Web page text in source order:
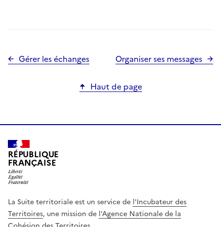
Gérer les échanges Organiser ses messages
Haut de page
RÉPUBLIQUE
FRANÇAISE
La Suite territoriale est un service de l'Incubateur des
Territoires, une mission de l'Agence Nationale de la